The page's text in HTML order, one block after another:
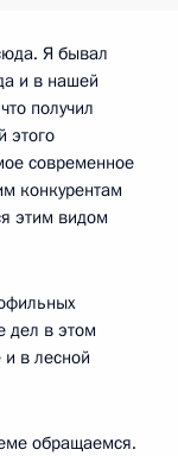
Я бывал
и в нашей
получил
этого
современное
конкурентам
этим видом
дел в этом
в лесной
обращаемся.